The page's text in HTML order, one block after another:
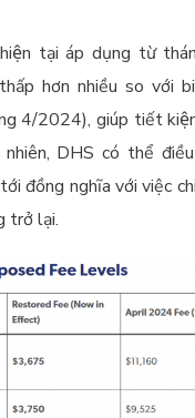
tại áp dụng từ
hơn nhiều so với
4/2024), giúp tiết
DHS có thể
đồng nghĩa với việc
trở lại.